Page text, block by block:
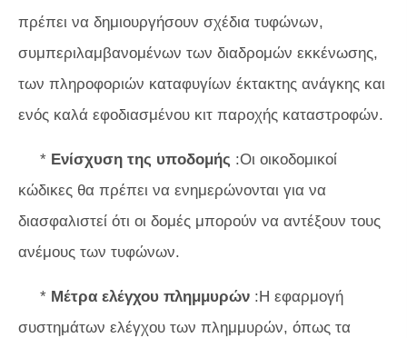
πρέπει να δημιουργήσουν σχέδια τυφώνων,
συμπεριλαμβανομένων των διαδρομών εκκένωσης,
των πληροφοριών καταφυγίων έκτακτης ανάγκης και
ενός καλά εφοδιασμένου κιτ παροχής καταστροφών.
* Ενίσχυση της υποδομής :Οι οικοδομικοί
κώδικες θα πρέπει να ενημερώνονται για να
διασφαλιστεί ότι οι δομές μπορούν να αντέξουν τους
ανέμους των τυφώνων.
* Μέτρα ελέγχου πλημμυρών :Η εφαρμογή
συστημάτων ελέγχου των πλημμυρών, όπως τα